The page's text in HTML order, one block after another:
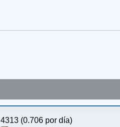
4313 (0.706 por día)